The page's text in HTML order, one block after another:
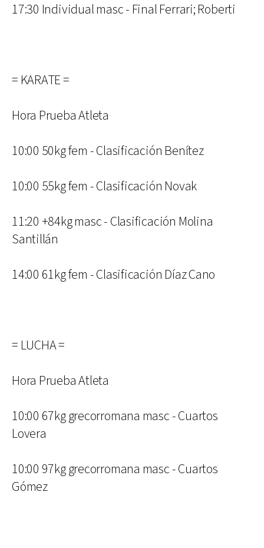
17:30 Individual masc - Final Ferrari; Roberti
= KARATE =
Hora Prueba Atleta
10:00 50kg fem - Clasificación Benítez
10:00 55kg fem - Clasificación Novak
11:20 +84kg masc - Clasificación Molina
Santillán
14:00 61kg fem - Clasificación Díaz Cano
= LUCHA =
Hora Prueba Atleta
10:00 67kg grecorromana masc - Cuartos
Lovera
10:00 97kg grecorromana masc - Cuartos
Gómez